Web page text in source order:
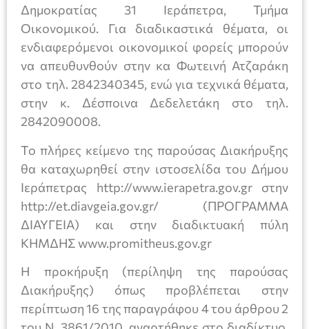
Δημοκρατίας 31 Ιεράπετρα, Τμήμα
Οικονομικού. Για διαδικαστικά θέματα, οι
ενδιαφερόμενοι οικονομικοί φορείς μπορούν
να απευθυνθούν στην κα Φωτεινή Ατζαράκη
στο τηλ. 2842340345, ενώ για τεχνικά θέματα,
στην κ. Δέσποινα Δεδελετάκη στο τηλ.
2842090008.
Το πλήρες κείμενο της παρούσας Διακήρυξης
θα καταχωρηθεί στην ιστοσελίδα του Δήμου
Ιεράπετρας http://www.ierapetra.gov.gr στην
http://et.diavgeia.gov.gr/ (ΠΡΟΓΡΑΜΜΑ
ΔΙΑΥΓΕΙΑ) και στην διαδικτυακή πύλη
ΚΗΜΔΗΣ www.promitheus.gov.gr
Η προκήρυξη (περίληψη της παρούσας
Διακήρυξης) όπως προβλέπεται στην
περίπτωση 16 της παραγράφου 4 του άρθρου 2